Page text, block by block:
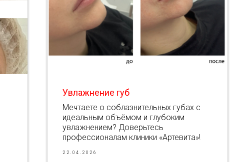
Увлажнение губ
Мечтаете о соблазнительных губах с
идеальным объёмом и глубоким
увлажнением? Доверьтесь
профессионалам клиники «Артевита»!
22.04.2026